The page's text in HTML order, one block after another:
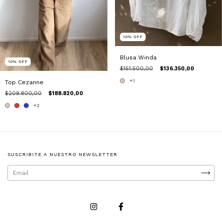
10% OFF
Top Cezanne
$209.800,00 $188.820,00
+2
10% OFF
Blusa Winda
$151.500,00 $136.350,00
+1
SUSCRIBITE A NUESTRO NEWSLETTER